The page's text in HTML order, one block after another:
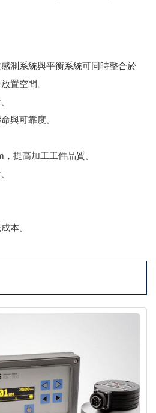
測系統與平衡系統可同時整合於
置空間。
與可靠度。
提高加工工件品質。
本。